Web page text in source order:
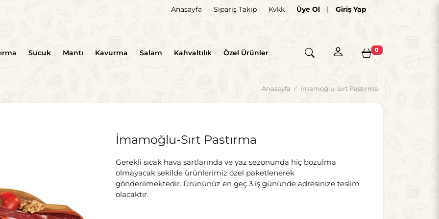
×
Anasayfa Sipariş Takip Kvkk Üye Ol | Giriş Yap
0
Sucuk Mantı Kavurma Salam Kahvaltılık Özel Ürünler
Anasayfa / İmamoğlu-Sırt Pastırma
İmamoğlu-Sırt Pastırma
Gerekli sıcak hava sartlarında ve yaz sezonunda hiç bozulma
olmayacak sekilde ürünlerimiz özel paketlenerek
gönderilmektedir. Ürününüz en geç 3 iş gününde adresinize teslim
olacaktır.